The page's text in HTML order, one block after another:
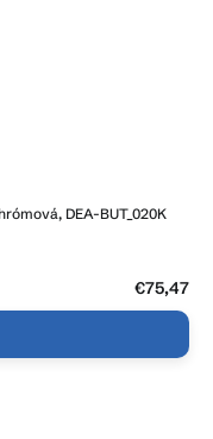
DEA-BUT_020K
€75,47